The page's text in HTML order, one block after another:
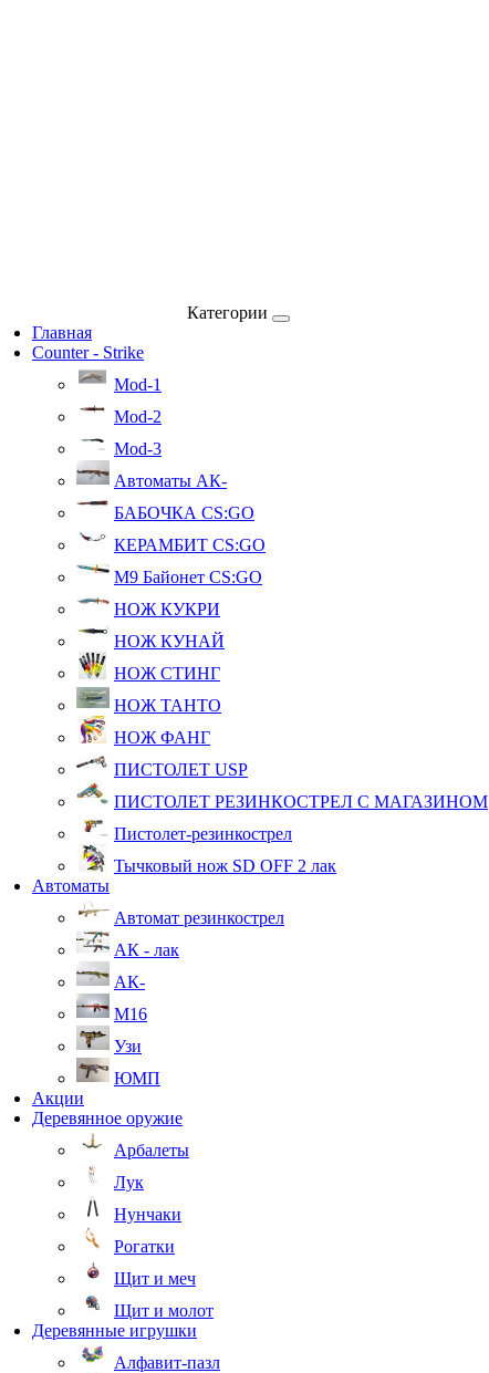
Категории
Главная
Counter - Strike
Mod-1
Mod-2
Mod-3
Автоматы АК-
БАБОЧКА CS:GO
КЕРАМБИТ CS:GO
М9 Байонет CS:GO
НОЖ КУКРИ
НОЖ КУНАЙ
НОЖ СТИНГ
НОЖ ТАНТО
НОЖ ФАНГ
ПИСТОЛЕТ USP
ПИСТОЛЕТ РЕЗИНКОСТРЕЛ С МАГАЗИНОМ
Пистолет-резинкострел
Тычковый нож SD OFF 2 лак
Автоматы
Автомат резинкострел
АК - лак
АК-
М16
Узи
ЮМП
Акции
Деревянное оружие
Арбалеты
Лук
Нунчаки
Рогатки
Щит и меч
Щит и молот
Деревянные игрушки
Алфавит-пазл